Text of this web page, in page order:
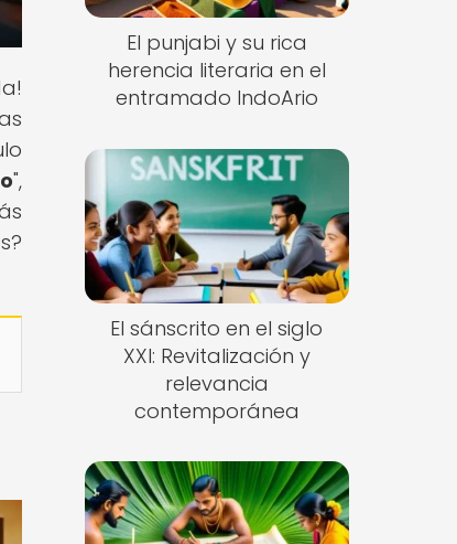
",
El punjabi y su rica
herencia literaria en el
entramado IndoArio
El sánscrito en el siglo
XXI: Revitalización y
relevancia
contemporánea